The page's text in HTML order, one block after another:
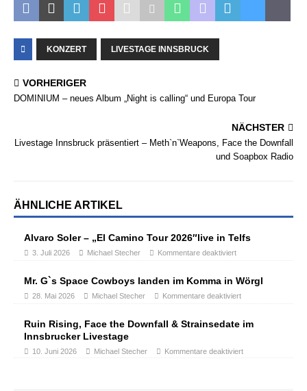
KONZERT LIVESTAGE INNSBRUCK
VORHERIGER
DOMINIUM – neues Album „Night is calling“ und Europa Tour
NÄCHSTER
Livestage Innsbruck präsentiert – Meth`n`Weapons, Face the Downfall
und Soapbox Radio
ÄHNLICHE ARTIKEL
Alvaro Soler – „El Camino Tour 2026″live in Telfs
3. Juli 2026 Michael Stecher Kommentare deaktiviert
Mr. G`s Space Cowboys landen im Komma in Wörgl
28. Mai 2026 Michael Stecher Kommentare deaktiviert
Ruin Rising, Face the Downfall & Strainsedate im
Innsbrucker Livestage
10. Juni 2026 Michael Stecher Kommentare deaktiviert